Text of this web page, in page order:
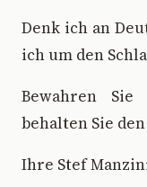
Denk ich an
ich um den
Bewahren
behalten Sie
Ihre Stef